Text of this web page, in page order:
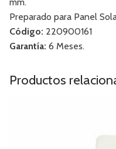
mm.
Preparado para Panel
Código: 220900161
Garantía: 6 Meses.
Productos